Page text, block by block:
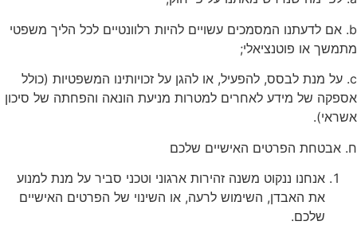
b. אם לדעתנו המסמכים עשויים להיות רלוונטיים לכל הליך משפטי
מתמשך או פוטנציאלי;
c. על מנת לבסס, להפעיל, או להגן על זכויותינו המשפטיות (כולל
אספקה של מידע לאחרים למטרות מניעת הונאה והפחתה של סיכון
אשראי).
ח. אבטחת הפרטים האישיים שלכם
אנחנו ננקוט משנה זהירות ארגוני וטכני סביר על מנת למנוע
את האבדן, השימוש לרעה, או השינוי של הפרטים האישיים
שלכם.